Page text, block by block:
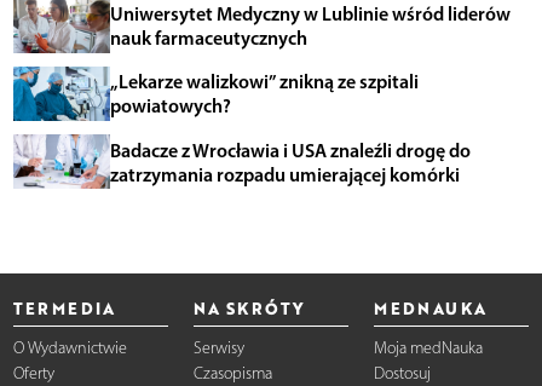
Uniwersytet Medyczny w Lublinie wśród liderów
nauk farmaceutycznych
„Lekarze walizkowi” znikną ze szpitali
powiatowych?
Badacze z Wrocławia i USA znaleźli drogę do
zatrzymania rozpadu umierającej komórki
TERMEDIA
O Wydawnictwie
Oferty
NA SKRÓTY
Serwisy
Czasopisma
MEDNAUKA
Moja medNauka
Dostosuj